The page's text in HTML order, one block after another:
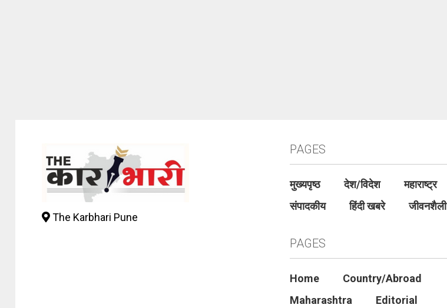
The Karbhari Pune
PAGES
मुख्यपृष्ठ देश/विदेश महाराष्ट्र
संपादकीय
हिंदी खबरे जीवनशैली
PAGES
Home
Country/Abroad
Maharashtra
Editorial